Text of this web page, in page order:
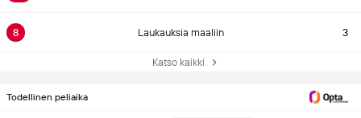
8 Laukauksia maaliin 3
Katso kaikki
Todellinen peliaika